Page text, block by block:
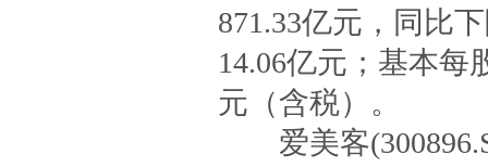
871.33亿元，同比
14.06亿元；基本每
元（含税）。
爱美客